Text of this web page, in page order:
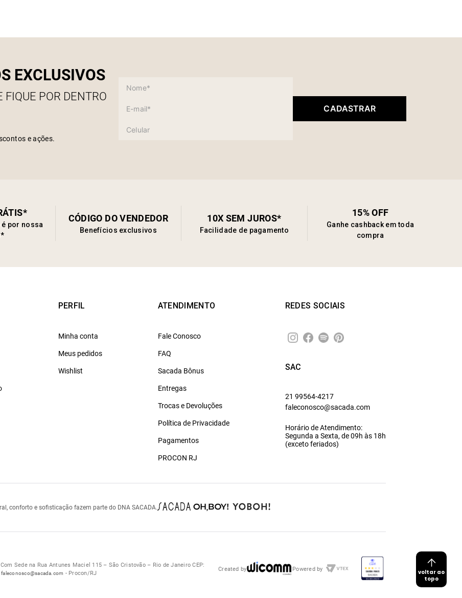
voltar ao
topo
EXCLUSIVOS
POR DENTRO
e ações.
CADASTRAR
por nossa
CÓDIGO DO VENDEDOR
Benefícios exclusivos
10X SEM JUROS*
Facilidade de pagamento
15% OFF
Ganhe cashback em toda
compra
PERFIL
Minha conta
Meus pedidos
Wishlist
ATENDIMENTO
Fale Conosco
FAQ
Sacada Bônus
Entregas
Trocas e Devoluções
Política de Privacidade
Pagamentos
PROCON RJ
REDES SOCIAIS
SAC
21 99564-4217
faleconosco@sacada.com
Horário de Atendimento:
Segunda a Sexta, de 09h às 18h
(exceto feriados)
conforto e sofisticação fazem parte do DNA SACADA.
Sede na Rua Antunes Maciel 115 – São Cristovão – Rio de Janeiro CEP:
faleconosco@sacada.com - Procon/RJ
Created by Powered by